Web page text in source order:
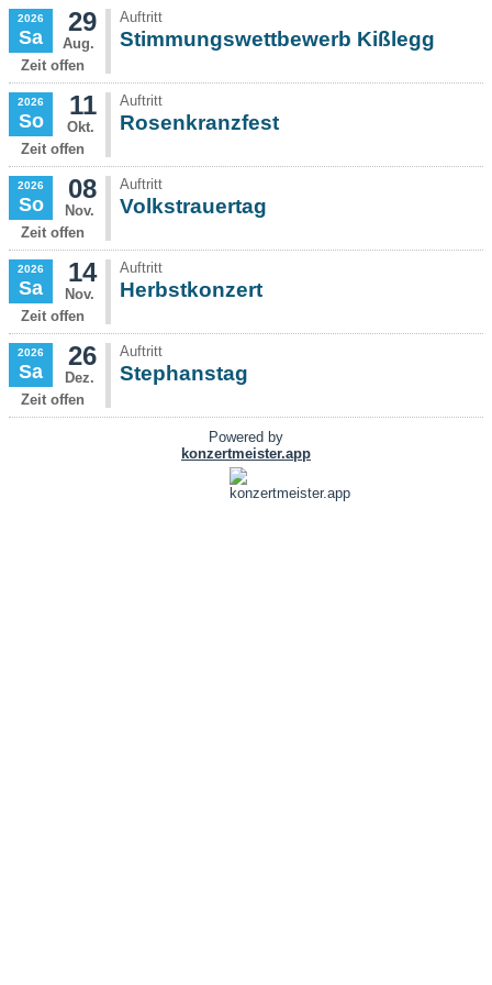
2026
Sa
29
Aug.
Zeit offen
Stimmungswettbewerb Kißlegg
Auftritt
2026
So
11
Okt.
Zeit offen
Rosenkranzfest
Auftritt
2026
So
08
Nov.
Zeit offen
Volkstrauertag
Auftritt
2026
Sa
14
Nov.
Zeit offen
Herbstkonzert
Auftritt
2026
Sa
26
Dez.
Zeit offen
Stephanstag
Auftritt
Powered by
konzertmeister.app